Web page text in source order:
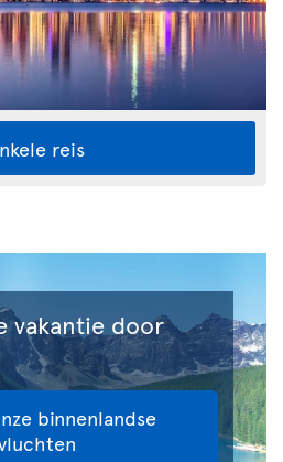
reis
vakantie door
binnenlandse